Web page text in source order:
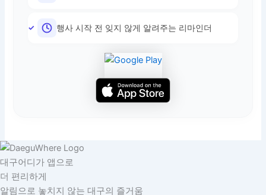
행사 시작 전 잊지 않게 알려주는 리마인더
대구어디가 앱으로
더 편리하게
알림으로 놓치지 않는 대구의 즐거움